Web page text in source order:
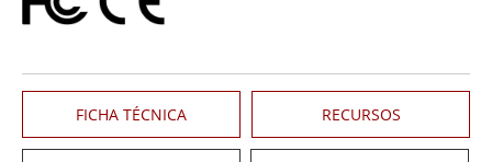
FICHA TÉCNICA RECURSOS